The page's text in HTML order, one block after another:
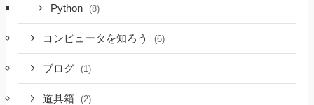
Python (8)
コンピュータを知ろう (6)
ブログ (1)
道具箱 (2)